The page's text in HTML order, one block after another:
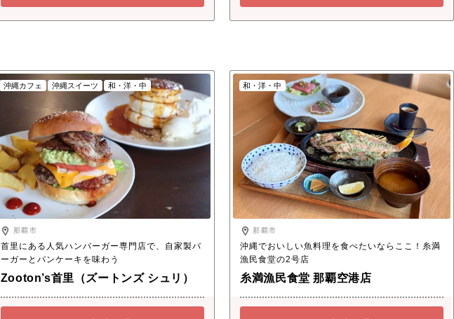
沖縄カフェ 沖縄スイーツ 和・洋・中
那覇市
首里にある人気ハンバーガー専門店で、自家製バ
ーガーとパンケーキを味わう
Zooton’s首里（ズートンズ シュリ）
和・洋・中
那覇市
沖縄でおいしい魚料理を食べたいならここ！糸満
漁民食堂の2号店
糸満漁民食堂 那覇空港店